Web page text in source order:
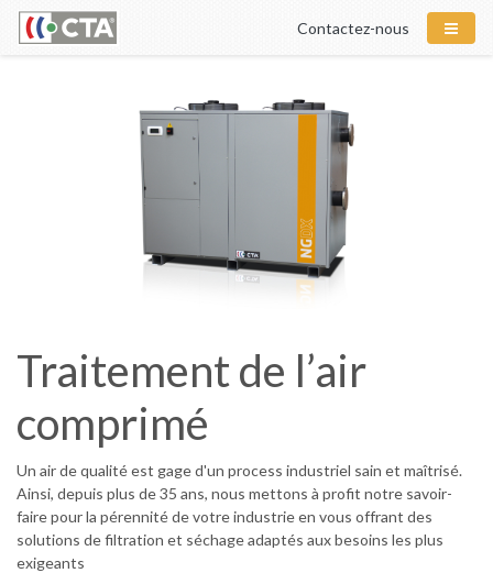
Contactez-nous
Traitement de l’air
comprimé
Un air de qualité est gage d'un process industriel sain et maîtrisé.
Ainsi, depuis plus de 35 ans, nous mettons à profit notre savoir-
faire pour la pérennité de votre industrie en vous offrant des
solutions de filtration et séchage adaptés aux besoins les plus
exigeants